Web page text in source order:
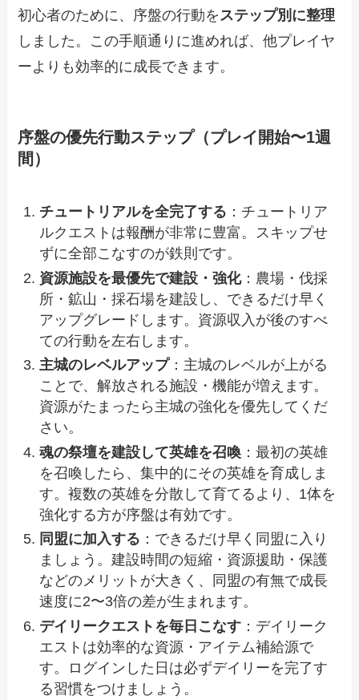
初心者のために、序盤の行動を ステップ別に整理
しました。この手順通りに進めれば、他プレイヤ
ーよりも効率的に成長できます。
序盤の優先行動ステップ（プレイ開始〜1週
間）
チュートリアルを全完了する ：チュートリア
ルクエストは報酬が非常に豊富。スキップせ
ずに全部こなすのが鉄則です。
資源施設を最優先で建設・強化：農場・伐採
所・鉱山・採石場を建設し、できるだけ早く
アップグレードします。資源収入が後のすべ
ての行動を左右します。
主城のレベルアップ：主城のレベルが上がる
ことで、解放される施設・機能が増えます。
資源がたまったら主城の強化を優先してくだ
さい。
魂の祭壇を建設して英雄を召喚 ：最初の英雄
を召喚したら、集中的にその英雄を育成しま
す。複数の英雄を分散して育てるより、1体を
強化する方が序盤は有効です。
同盟に加入する ：できるだけ早く同盟に入り
ましょう。建設時間の短縮・資源援助・保護
などのメリットが大きく、同盟の有無で成長
速度に2〜3倍の差が生まれます。
デイリークエストを毎日こなす ：デイリーク
エストは効率的な資源・アイテム補給源で
す。ログインした日は必ずデイリーを完了す
る習慣をつけましょう。